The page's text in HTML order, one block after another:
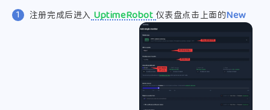
注册完成后进入 UptimeRobot 仪表盘点击上面的New